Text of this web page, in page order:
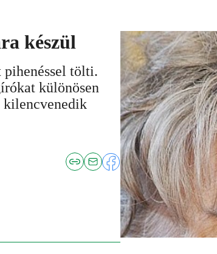
készül
tölti.
különösen
kilencvenedik